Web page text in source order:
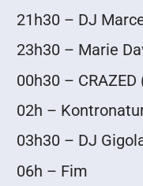
21h30 – DJ
23h30 – Marie
00h30 – CRAZED
02h –
03h30 – DJ
06h – Fim